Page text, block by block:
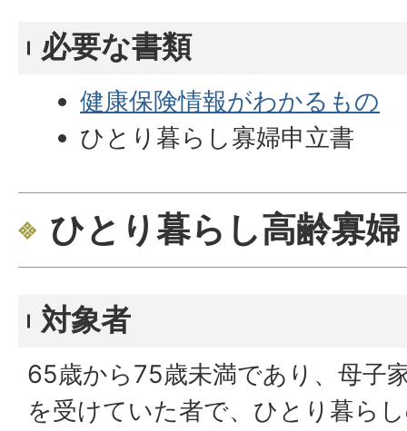
必要な書類
健康保険情報がわかるもの
ひとり暮らし寡婦申立書
ひとり暮らし高齢寡婦
対象者
65歳から75歳未満であり、母子
を受けていた者で、ひとり暮ら